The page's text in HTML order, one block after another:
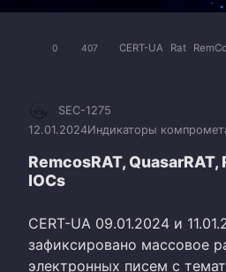
0 407 CERT-UA Rat
SEC-1275
12.01.2024Индикаторы
RemcosRAT,
IOCs
CERT-UA 09.01.2024 и
зафиксировано массовое
электронных писем с